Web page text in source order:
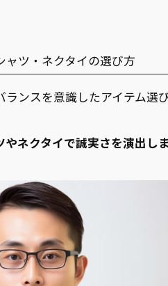
ャツ・ネクタイの選び方
ランスを意識したアイテム選
やネクタイで誠実さを演出し